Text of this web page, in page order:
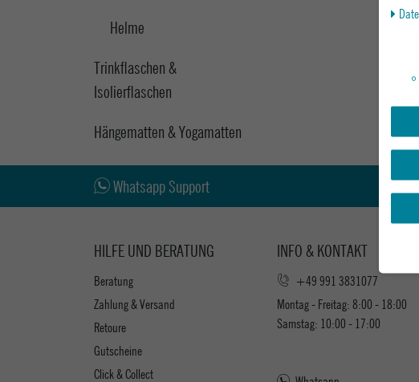
Helme
Trinkflaschen &
Isolierflaschen
Hängematten & Yogamatten
Whatsapp Support
HILFE UND BERATUNG
Beratung
Zahlung & Versand
Retoure
Gutscheine
Click & Collect
INFO & KONTAKT
+49 991 3831077
Montag - Freitag: 8:00 - 18:00
Samstag: 10:00 - 17:00